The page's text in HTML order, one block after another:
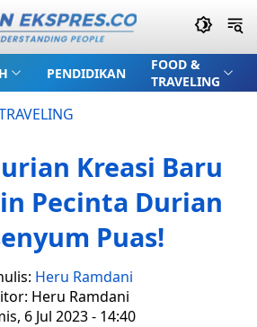
PENDIDIKAN
FOOD &
TRAVELING
Kreasi Baru
Pecinta Durian
Puas!
Heru Ramdani
Heru Ramdani
6 Jul 2023 - 14:40